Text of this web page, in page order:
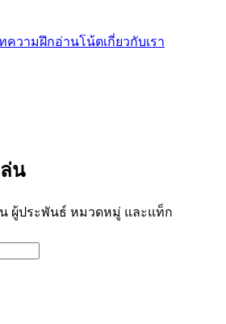
ความฝึกอ่านโน้ตเกี่ยวกับเรา
น
ผู้ประพันธ์ หมวดหมู่ และแท็ก